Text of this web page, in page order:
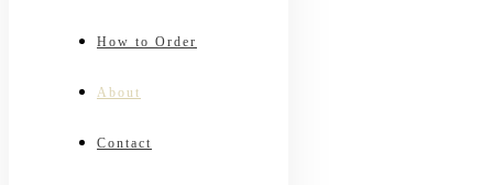
How to Order
About
Contact